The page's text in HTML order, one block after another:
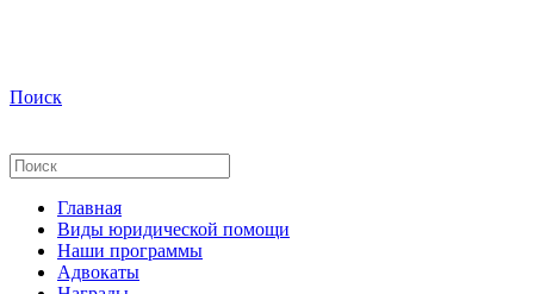
Поиск
Главная
Виды юридической помощи
Наши программы
Адвокаты